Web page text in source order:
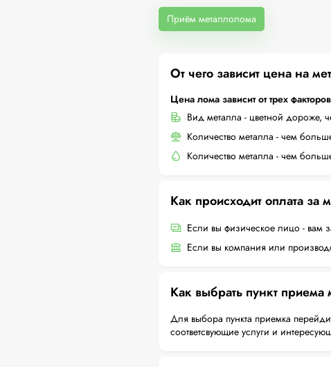
Приём металлолома
От чего зависит цена на
Цена лома зависит от трех
Вид металла - цветной дороже,
Количество металла - чем
Количество металла - чем
Как происходит оплата за
Если вы физическое лицо - вам
Если вы компания или
Как выбрать пункт приема
Для выбора пункта приемка
соответсвующие услуги и